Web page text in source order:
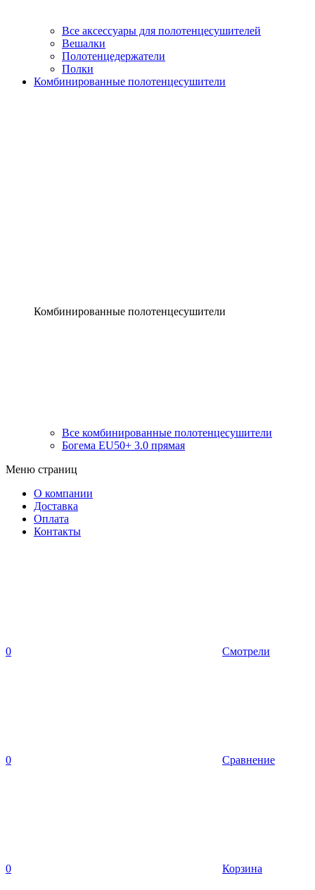
Все аксессуары для полотенцесушителей
Вешалки
Полотенцедержатели
Полки
Комбинированные полотенцесушители
Комбинированные полотенцесушители
Все комбинированные полотенцесушители
Богема EU50+ 3.0 прямая
Меню страниц
О компании
Доставка
Оплата
Контакты
0 Смотрели
0 Сравнение
0 Корзина